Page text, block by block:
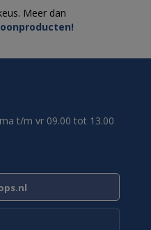
Meer dan
t/m vr 09.00 tot 13.00